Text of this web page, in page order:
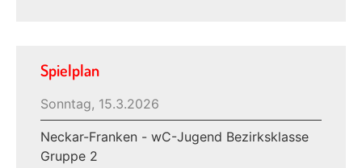
Spielplan
Sonntag, 15.3.2026
Neckar-Franken - wC-Jugend Bezirksklasse
Gruppe 2